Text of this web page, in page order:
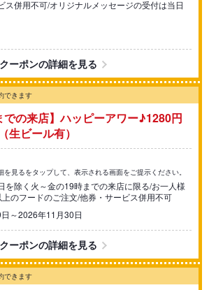
ス併用不可/オリジナルメッセージの受付は当日
クーポンの詳細を見る
できます
での来店】ハッピーアワー♪1280円
生ビール有）
を見るをタップして、表示される画面をご提示ください。
を除く火～金の19時までの来店に限る/お一人様
のフードのご注文/他券・サービス併用不可
～2026年11月30日
クーポンの詳細を見る
できます